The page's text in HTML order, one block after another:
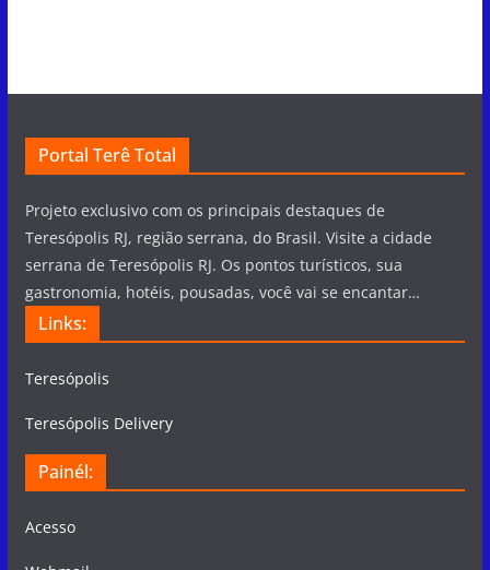
Portal Terê Total
Projeto exclusivo com os principais destaques de
Teresópolis RJ, região serrana, do Brasil. Visite a cidade
serrana de Teresópolis RJ. Os pontos turísticos, sua
gastronomia, hotéis, pousadas, você vai se encantar…
Links:
Teresópolis
Teresópolis Delivery
Painél:
Acesso